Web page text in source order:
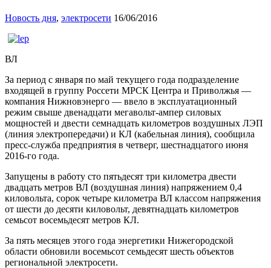
Новость дня, электросети 16/06/2016
ВЛ
За период с января по май текущего года подразделение
входящей в группу Россети МРСК Центра и Приволжья —
компания Нижновэнерго — ввело в эксплуатационный
режим свыше двенадцати мегавольт-ампер силовых
мощностей и двести семнадцать километров воздушных ЛЭП
(линия электропередачи) и КЛ (кабельная линия), сообщила
пресс-служба предприятия в четверг, шестнадцатого июня
2016-го года.
Запущены в работу сто пятьдесят три километра двести
двадцать метров ВЛ (воздушная линия) напряжением 0,4
киловольта, сорок четыре километра ВЛ классом напряжения
от шести до десяти киловольт, девятнадцать километров
семьсот восемьдесят метров КЛ.
За пять месяцев этого года энергетики Нижегородской
области обновили восемьсот семьдесят шесть объектов
региональной электросети.